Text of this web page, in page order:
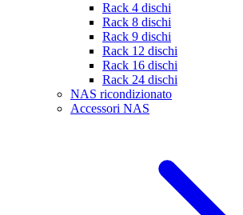
Rack 4 dischi
Rack 8 dischi
Rack 9 dischi
Rack 12 dischi
Rack 16 dischi
Rack 24 dischi
NAS ricondizionato
Accessori NAS